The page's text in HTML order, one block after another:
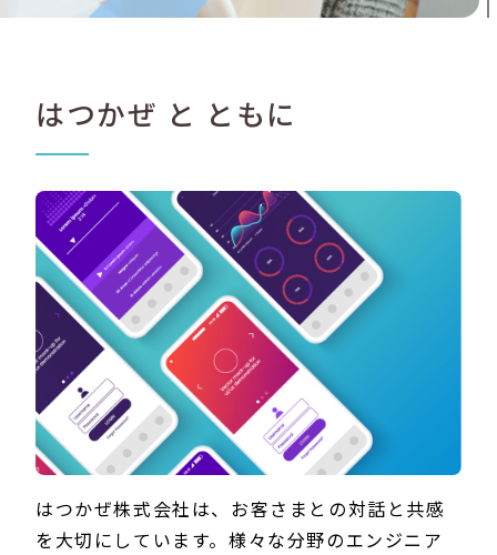
はつかぜ と ともに
はつかぜ株式会社は、お客さまとの対話と共感
を大切にしています。様々な分野のエンジニア